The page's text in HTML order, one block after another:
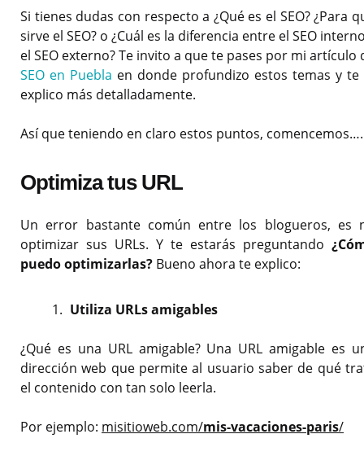
Si tienes dudas con respecto a ¿Qué es el SEO? ¿Para
sirve el SEO? o ¿Cuál es la diferencia entre el SEO
el SEO externo? Te invito a que te pases por mi artículo
SEO en Puebla en donde profundizo estos temas y te
explico más detalladamente.
Así que teniendo en claro estos puntos, comencemos….
Optimiza tus URL
Un error bastante común entre los blogueros, es
optimizar sus URLs. Y te estarás preguntando
puedo optimizarlas? Bueno ahora te explico:
Utiliza URLs amigables
¿Qué es una URL amigable? Una URL amigable es
dirección web que permite al usuario saber de qué
el contenido con tan solo leerla.
Por ejemplo: misitioweb.com/mis-vacaciones-paris/